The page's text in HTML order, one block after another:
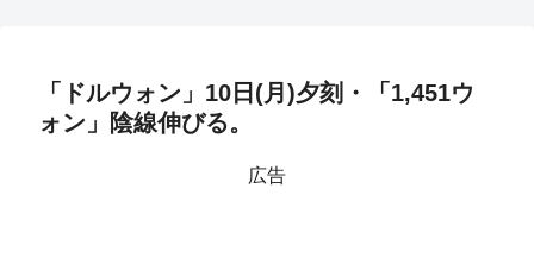
「ドルウォン」10日(月)夕刻・「1,451ウ
ォン」陰線伸びる。
広告